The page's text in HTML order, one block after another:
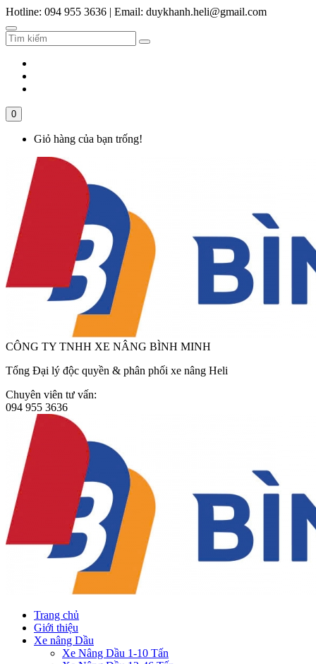
Hotline: 094 955 3636 | Email: duykhanh.heli@gmail.com
0
Giỏ hàng của bạn trống!
CÔNG TY TNHH XE NÂNG BÌNH MINH
Tổng Đại lý độc quyền & phân phối xe nâng Heli
Chuyên viên tư vấn:
094 955 3636
Trang chủ
Giới thiệu
Xe nâng Dầu
Xe Nâng Dầu 1-10 Tấn